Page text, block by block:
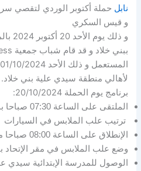
نابل حملة أكتوبر الوردي لتقصي
و قيس السكري
و
لأهالي منطقة سيدي علية بني خلاد.
برنامج يوم الحملة 20/10/2024:
الملتقى على الساعة 07:30 صباحا بمقر جمعية رحمة
ترتيب علب الملابس في السيارات
الإنطلاق على الساعة 08:00 صباحا من مقر الجمعية
وضع علب الملابس في مقر الإتحاد
الوصول للمدرسة الإبتدائية سيدي